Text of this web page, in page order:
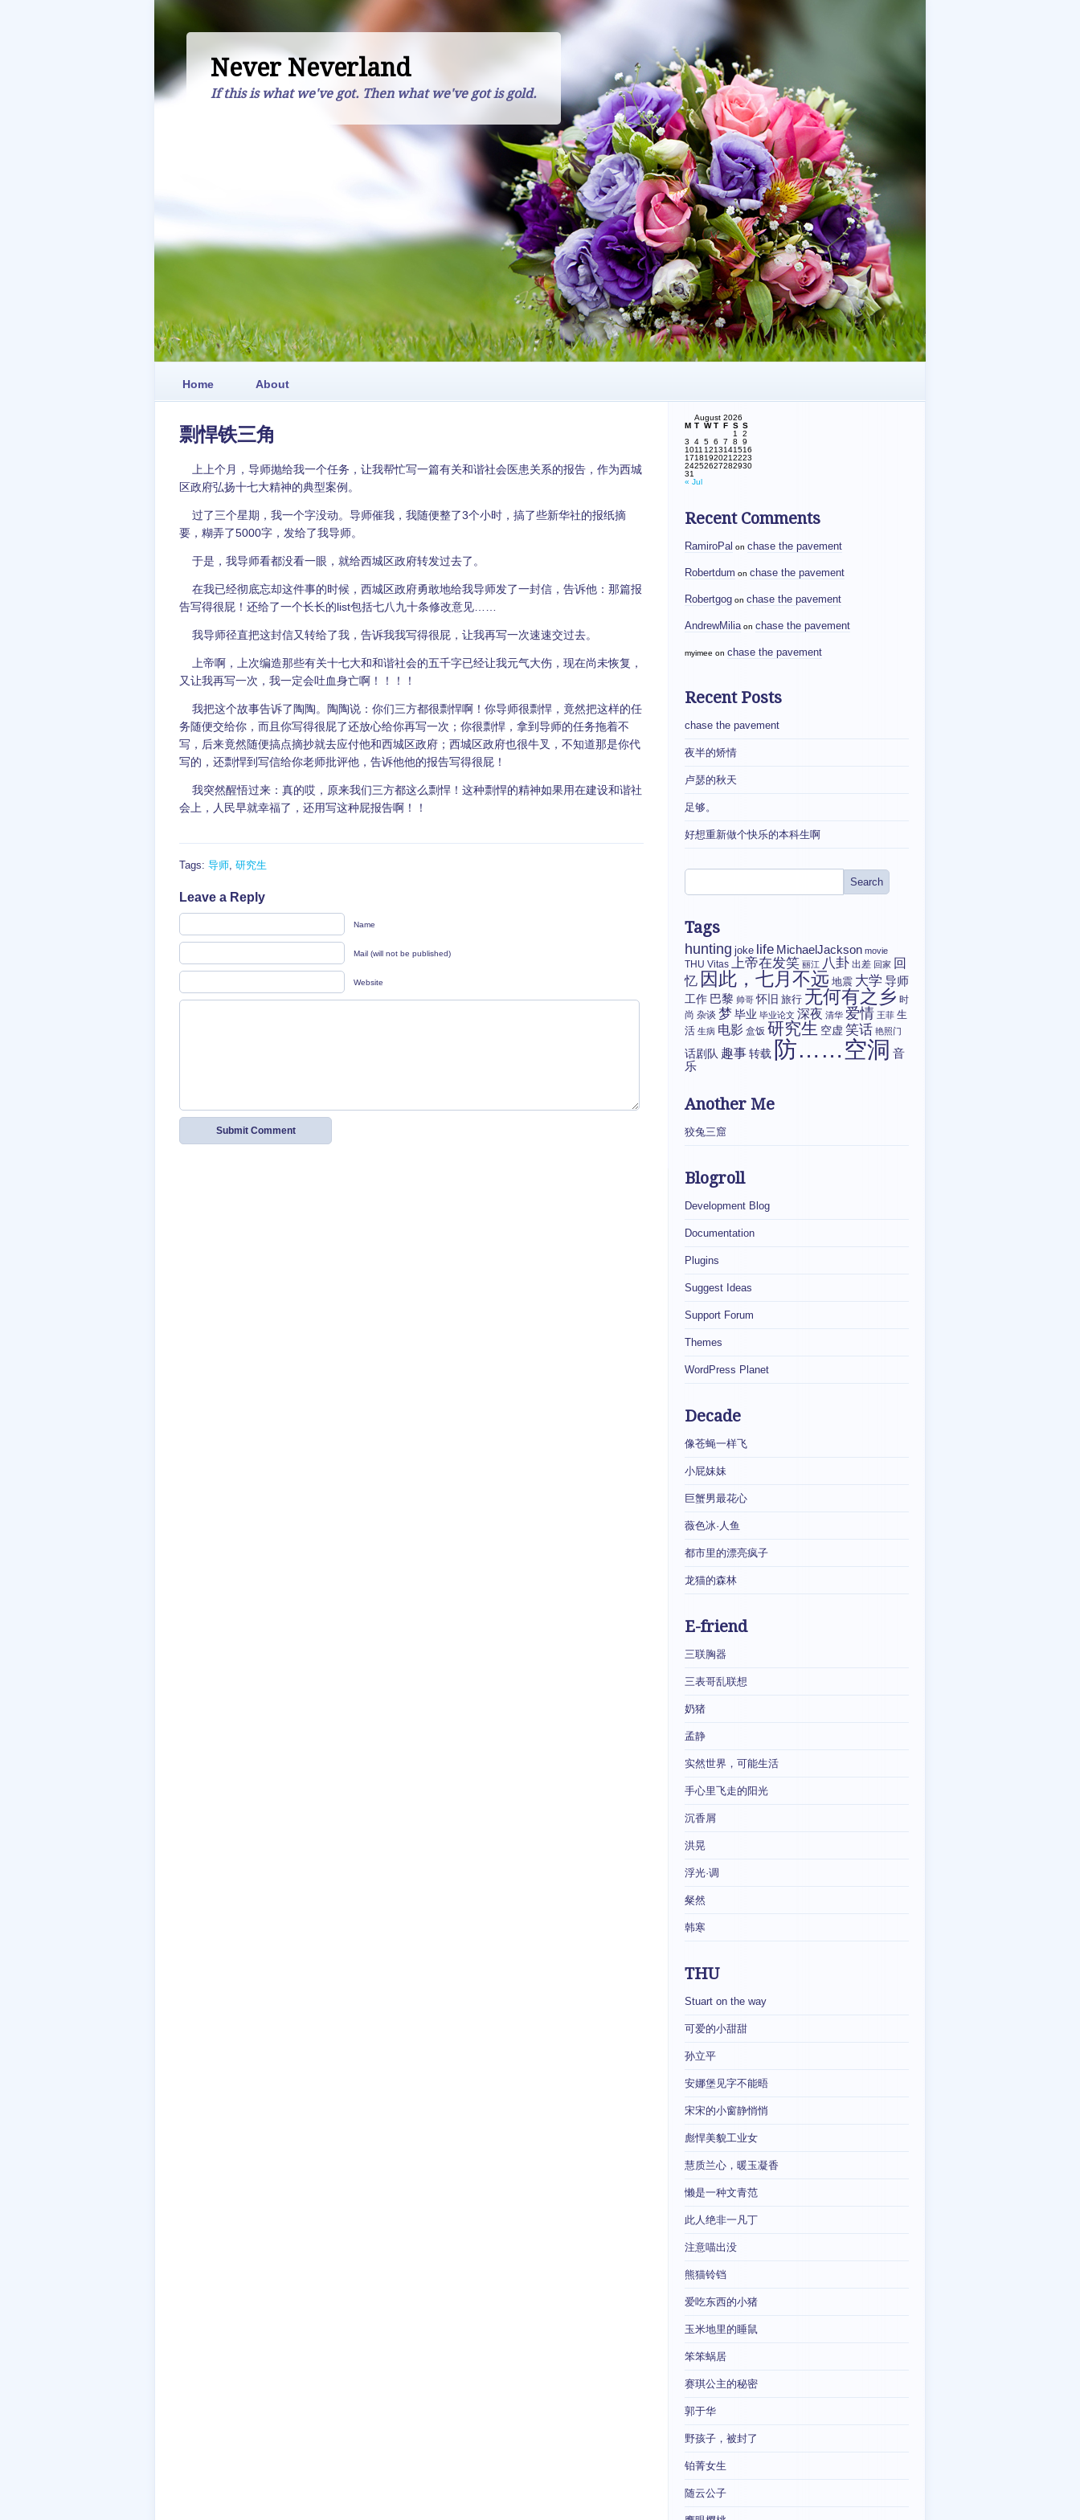
Never Neverland
If this is what we've got. Then what we've got is gold.
Home About
剽悍铁三角
上上个月，导师抛给我一个任务，让我帮忙写一篇有关和谐社会医患关系的报告，作为西城
区政府弘扬十七大精神的典型案例。
过了三个星期，我一个字没动。导师催我，我随便整了3个小时，搞了些新华社的报纸摘
要，糊弄了5000字，发给了我导师。
于是，我导师看都没看一眼，就给西城区政府转发过去了。
在我已经彻底忘却这件事的时候，西城区政府勇敢地给我导师发了一封信，告诉他：那篇报
告写得很屁！还给了一个长长的list包括七八九十条修改意见……
我导师径直把这封信又转给了我，告诉我我写得很屁，让我再写一次速速交过去。
上帝啊，上次编造那些有关十七大和和谐社会的五千字已经让我元气大伤，现在尚未恢复，
又让我再写一次，我一定会吐血身亡啊！！！！
我把这个故事告诉了陶陶。陶陶说：你们三方都很剽悍啊！你导师很剽悍，竟然把这样的任
务随便交给你，而且你写得很屁了还放心给你再写一次；你很剽悍，拿到导师的任务拖着不
写，后来竟然随便搞点摘抄就去应付他和西城区政府；西城区政府也很牛叉，不知道那是你代
写的，还剽悍到写信给你老师批评他，告诉他他的报告写得很屁！
我突然醒悟过来：真的哎，原来我们三方都这么剽悍！这种剽悍的精神如果用在建设和谐社
会上，人民早就幸福了，还用写这种屁报告啊！！
Tags: 导师, 研究生
Leave a Reply
Name
Mail (will not be published)
Website
August 2026
M T W T F S S
1
2
3
4 5 6 7 8
9
1011 1213141516
17181920212223
24252627282930
31
« Jul
Recent Comments
RamiroPal on chase the pavement
Robertdum on chase the pavement
Robertgog on chase the pavement
AndrewMilia on chase the pavement
myimee on chase the pavement
Recent Posts
chase the pavement
夜半的矫情
卢瑟的秋天
足够。
好想重新做个快乐的本科生啊
Tags
hunting joke life MichaelJackson movie
THU Vitas 上帝在发笑 丽江 八卦 出差 回家 回
忆 因此，七月不远 地震 大学 导师
工作 巴黎 帅哥 怀旧 旅行 无何有之乡 时
尚 杂谈 梦 毕业 毕业论文 深夜 清华 爱情 王菲 生
活 生病 电影 盒饭 研究生 空虚 笑话 艳照门
话剧队 趣事转载 防……空洞 音
乐
Another Me
狡兔三窟
Blogroll
Development Blog
Documentation
Plugins
Suggest Ideas
Support Forum
Themes
WordPress Planet
Decade
像苍蝇一样飞
小屁妹妹
巨蟹男最花心
薇色冰·人鱼
都市里的漂亮疯子
龙猫的森林
E-friend
三联胸器
三表哥乱联想
奶猪
孟静
实然世界，可能生活
手心里飞走的阳光
沉香屑
洪晃
浮光·调
粲然
韩寒
THU
Stuart on the way
可爱的小甜甜
孙立平
安娜堡见字不能晤
宋宋的小窗静悄悄
彪悍美貌工业女
慧质兰心，暖玉凝香
懒是一种文青范
此人绝非一凡丁
注意喵出没
熊猫铃铛
爱吃东西的小猪
玉米地里的睡鼠
笨笨蜗居
赛琪公主的秘密
郭于华
野孩子，被封了
铂菁女生
随云公子